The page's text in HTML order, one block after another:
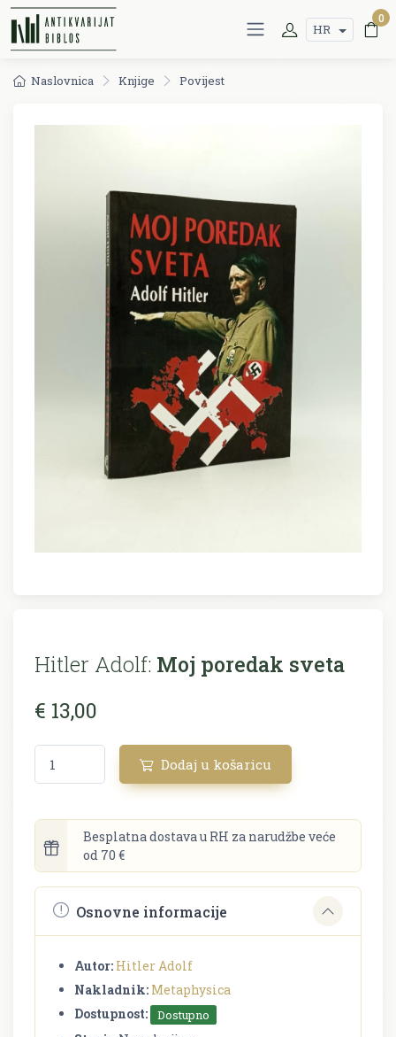
HR
0
Naslovnica Knjige Povijest
Hitler Adolf: Moj poredak sveta
€ 13,00
Dodaj u košaricu
Besplatna dostava u RH za narudžbe veće
od 70 €
Osnovne informacije
Autor: Hitler Adolf
Nakladnik: Metaphysica
Dostupnost:
Dostupno